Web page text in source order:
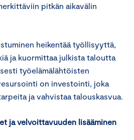
pitkän aikavälin
heikentää työllisyyttä,
ja kuormittaa julkista taloutta
työelämälähtöisten
on investointi, joka
ja vahvistaa talouskasvua.
ja velvoittavuuden lisääminen